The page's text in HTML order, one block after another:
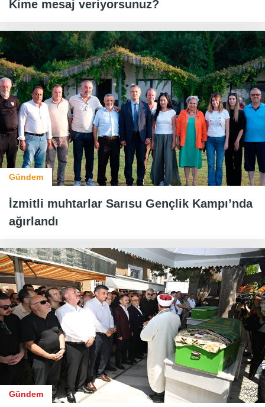
Kime mesaj veriyorsunuz?
Gündem
İzmitli muhtarlar Sarısu Gençlik Kampı’nda
ağırlandı
Gündem